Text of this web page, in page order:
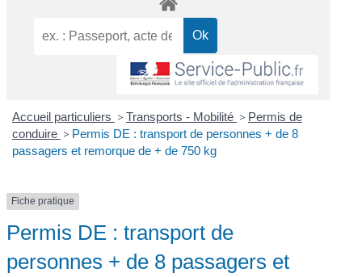
Accueil particuliers > Transports - Mobilité > Permis de
conduire > Permis DE : transport de personnes + de 8
passagers et remorque de + de 750 kg
Fiche pratique
Permis DE : transport de
personnes + de 8 passagers et